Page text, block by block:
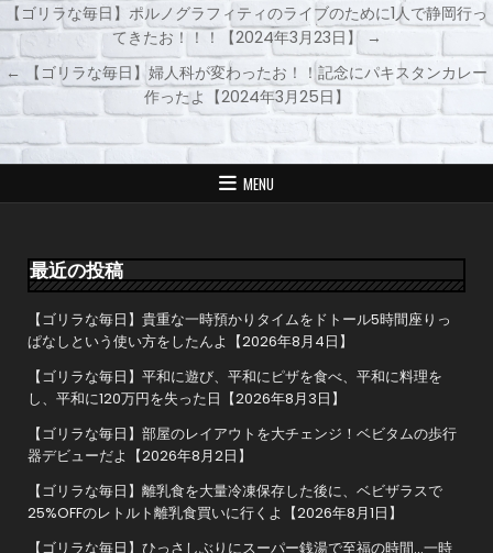
投
稿
ナ
ビ
ー
ョ
【ゴリラな毎日】ポルノグラフィティのライブのために1人で静岡行っ
てきたお！！！【2024年3月23日】 →
← 【ゴリラな毎日】婦人科が変わったお！！記念にパキスタンカレー
作ったよ【2024年3月25日】
MENU
最近の投稿
【ゴリラな毎日】貴重な一時預かりタイムをドトール5時間座りっ
ぱなしという使い方をしたんよ【2026年8月4日】
【ゴリラな毎日】平和に遊び、平和にピザを食べ、平和に料理を
し、平和に120万円を失った日【2026年8月3日】
【ゴリラな毎日】部屋のレイアウトを大チェンジ！ベビタムの歩行
器デビューだよ【2026年8月2日】
【ゴリラな毎日】離乳食を大量冷凍保存した後に、ベビザラスで
25%OFFのレトルト離乳食買いに行くよ【2026年8月1日】
【ゴリラな毎日】ひっさしぶりにスーパー銭湯で至福の時間…一時